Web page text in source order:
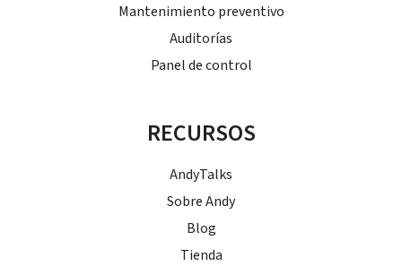
Mantenimiento preventivo
Auditorías
Panel de control
RECURSOS
AndyTalks
Sobre Andy
Blog
Tienda